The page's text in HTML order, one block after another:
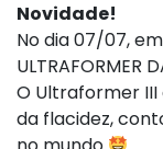
Novidade!
No dia 07/07,
ULTRAFORMER
O Ultraformer
da flacidez,